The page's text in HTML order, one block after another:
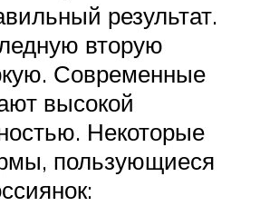
результат.
вторую
Современные
высокой
Некоторые
пользующиеся